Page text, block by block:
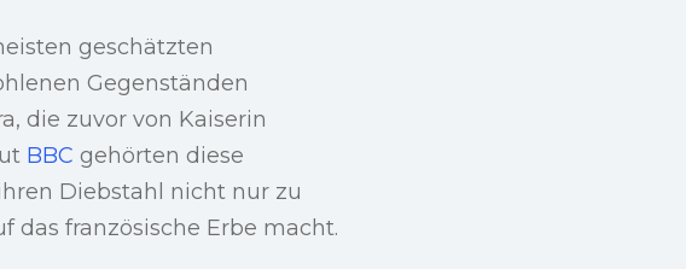
geschätzten
Gegenständen
die zuvor von Kaiserin
BBC gehörten diese
Diebstahl nicht nur zu
das französische Erbe macht.